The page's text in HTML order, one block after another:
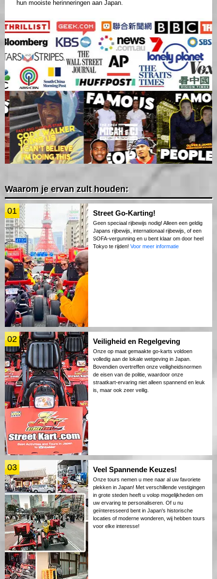
hun mooiste herinneringen aan Japan.
Waarom je ervan zult houden:
01 Street Go-Karting!
Geen speciaal rijbewijs nodig! Alleen een geldig
Japans rijbewijs, internationaal rijbewijs, of een
SOFA-vergunning en u bent klaar om door heel
Tokyo te rijden! Voor meer informatie
02 Veiligheid en Regelgeving
Onze op maat gemaakte go-karts voldoen
volledig aan de lokale wetgeving in Japan.
Bovendien overtreffen onze veiligheidsnormen
de eisen van de politie, waardoor onze
straatkart-ervaring niet alleen spannend en leuk
is, maar ook zeer veilig.
03 Veel Spannende Keuzes!
Onze tours nemen u mee naar al uw favoriete
plekken in Japan! Met verschillende vestigingen
in grote steden heeft u volop mogelijkheden om
uw ervaring te personaliseren. Of u nu
geïnteresseerd bent in Japan's historische
locaties of moderne wonderen, wij hebben tours
voor elke interesse!